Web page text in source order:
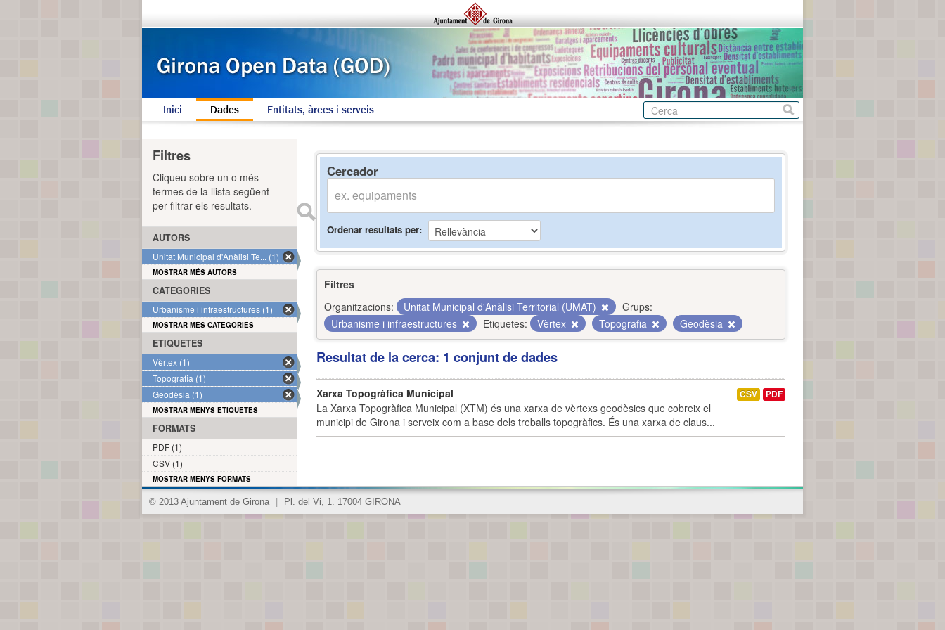
Inici Dades Entitats, àrees i serveis
Cercador
Ordenar resultats per
Filtres
Organitzacions:
Unitat Municipal d'Anàlisi Territorial (UMAT)
Grups:
Urbanisme i infraestructures
Etiquetes: Vèrtex Topografia Geodèsia
Resultat de la cerca: 1 conjunt de dades
Xarxa Topogràfica Municipal
La Xarxa Topogràfica Municipal (XTM) és una xarxa de vèrtexs geodèsics que cobreix el
municipi de Girona i serveix com a base dels treballs topogràfics. És una xarxa de claus...
CSV PDF
Filtres
Cliqueu sobre un o més
termes de la llista següent
per filtrar els resultats.
AUTORS
Unitat Municipal d'Anàlisi Te... (1)
MOSTRAR MÉS AUTORS
CATEGORIES
Urbanisme i infraestructures (1)
MOSTRAR MÉS CATEGORIES
ETIQUETES
Vèrtex (1)
Topografia (1)
Geodèsia (1)
MOSTRAR MENYS ETIQUETES
FORMATS
PDF (1)
CSV (1)
MOSTRAR MENYS FORMATS
© 2013 Ajuntament de Girona Pl. del Vi, 1. 17004 GIRONA